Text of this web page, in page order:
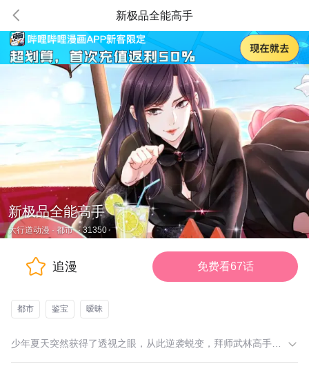
新极品全能高手
新极品全能高手
大行道动漫 · 都市 · 31350
追漫 免费看67话
都市 鉴宝 暧昧
少年夏天突然获得了透视之眼，从此逆袭蜕变，拜师武林高手、结交鉴宝行家……不断变强的他，一步步成为了极品全能高手！